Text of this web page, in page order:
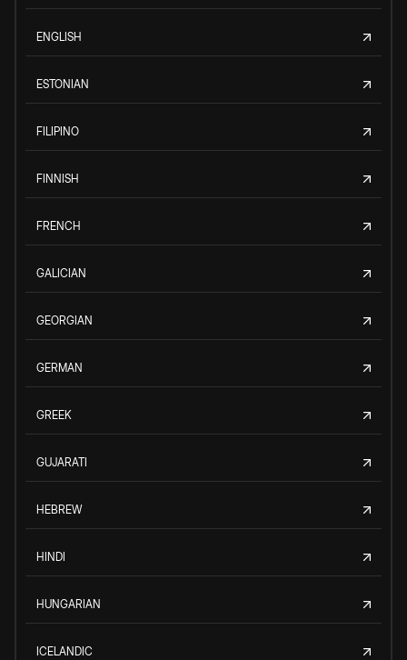
ENGLISH
ESTONIAN
FILIPINO
FINNISH
FRENCH
GALICIAN
GEORGIAN
GERMAN
GREEK
GUJARATI
HEBREW
HINDI
HUNGARIAN
ICELANDIC